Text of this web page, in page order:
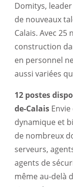
Domitys,
de nouveaux
Calais. Avec 25
construction
en personnel
aussi variées
12 postes
de-Calais
dynamique et
de nombreux
serveurs,
agents de
même au-delà